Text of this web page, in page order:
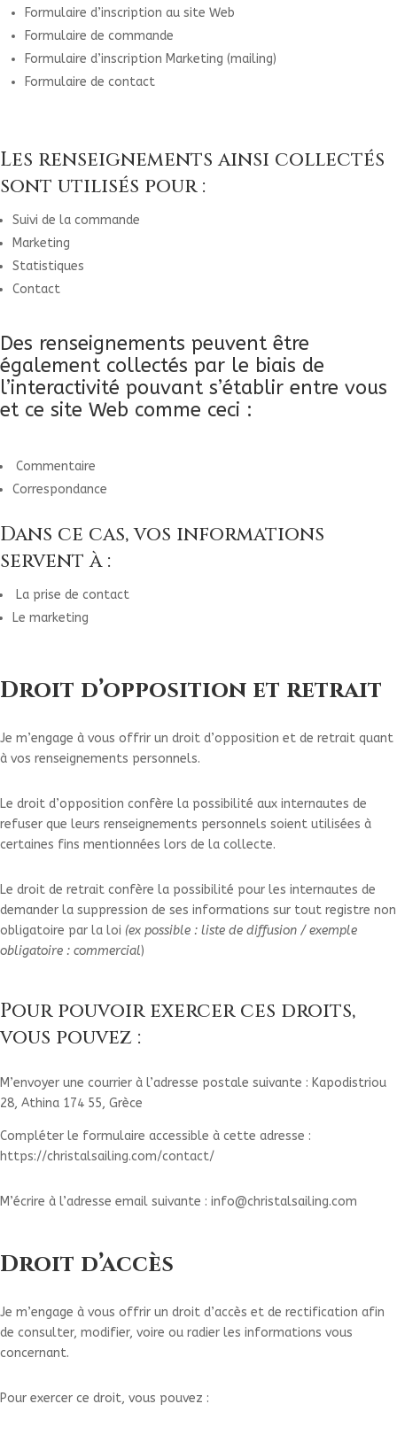
Formulaire d’inscription au site Web
Formulaire de commande
Formulaire d’inscription Marketing (mailing)
Formulaire de contact
Les renseignements ainsi collectés
sont utilisés pour :
Suivi de la commande
Marketing
Statistiques
Contact
Des renseignements peuvent être
également collectés par le biais de
l’interactivité pouvant s’établir entre vous
et ce site Web comme ceci :
Commentaire
Correspondance
Dans ce cas, vos informations
servent à :
La prise de contact
Le marketing
Droit d’opposition et retrait
Je m’engage à vous offrir un droit d’opposition et de retrait quant
à vos renseignements personnels.
Le droit d’opposition confère la possibilité aux internautes de
refuser que leurs renseignements personnels soient utilisées à
certaines fins mentionnées lors de la collecte.
Le droit de retrait confère la possibilité pour les internautes de
demander la suppression de ses informations sur tout registre non
obligatoire par la loi (ex possible : liste de diffusion / exemple
obligatoire : commercial)
Pour pouvoir exercer ces droits,
vous pouvez :
M’envoyer une courrier à l’adresse postale suivante : Kapodistriou
28, Athina 174 55, Grèce
Compléter le formulaire accessible à cette adresse :
https://christalsailing.com/contact/
M’écrire à l’adresse email suivante : info@christalsailing.com
Droit d’accès
Je m’engage à vous offrir un droit d’accès et de rectification afin
de consulter, modifier, voire ou radier les informations vous
concernant.
Pour exercer ce droit, vous pouvez :